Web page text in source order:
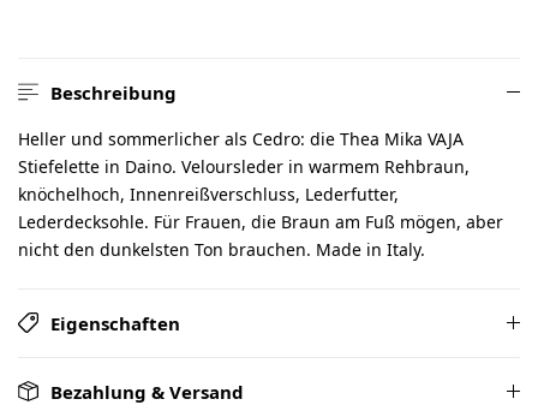
Beschreibung
Heller und sommerlicher als Cedro: die Thea Mika VAJA
Stiefelette in Daino. Veloursleder in warmem Rehbraun,
knöchelhoch, Innenreißverschluss, Lederfutter,
Lederdecksohle. Für Frauen, die Braun am Fuß mögen, aber
nicht den dunkelsten Ton brauchen. Made in Italy.
Eigenschaften
Bezahlung & Versand